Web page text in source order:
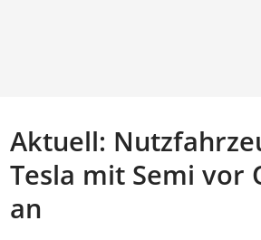
Aktuell:
Tesla mit Semi
an